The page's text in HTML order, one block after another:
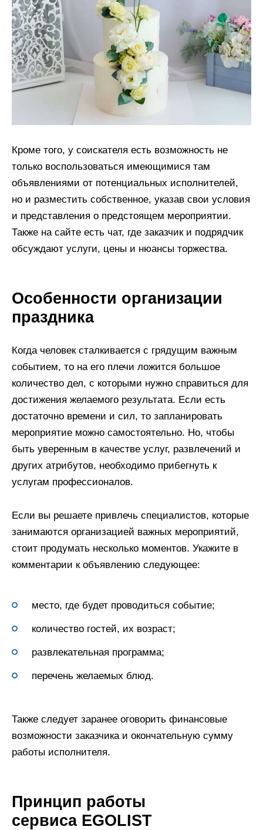
Кроме того, у соискателя есть возможность не
только воспользоваться имеющимися там
объявлениями от потенциальных исполнителей,
но и разместить собственное, указав свои условия
и представления о предстоящем мероприятии.
Также на сайте есть чат, где заказчик и подрядчик
обсуждают услуги, цены и нюансы торжества.
Особенности организации
праздника
Когда человек сталкивается с грядущим важным
событием, то на его плечи ложится большое
количество дел, с которыми нужно справиться для
достижения желаемого результата. Если есть
достаточно времени и сил, то запланировать
мероприятие можно самостоятельно. Но, чтобы
быть уверенным в качестве услуг, развлечений и
других атрибутов, необходимо прибегнуть к
услугам профессионалов.
Если вы решаете привлечь специалистов, которые
занимаются организацией важных мероприятий,
стоит продумать несколько моментов. Укажите в
комментарии к объявлению следующее:
место, где будет проводиться событие;
количество гостей, их возраст;
развлекательная программа;
перечень желаемых блюд.
Также следует заранее оговорить финансовые
возможности заказчика и окончательную сумму
работы исполнителя.
Принцип работы
сервиса EGOLIST